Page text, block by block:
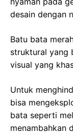
desain dengan
Batu bata
struktural yang
visual yang
Untuk
bisa
bata seperti
menambahkan